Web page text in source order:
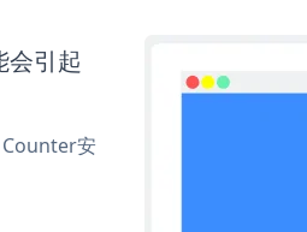
引起
Counter安